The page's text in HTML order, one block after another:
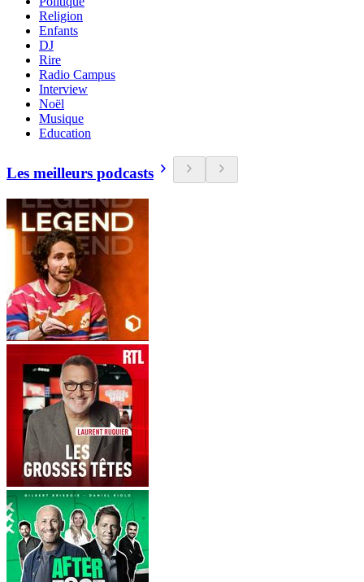
Religion
Enfants
DJ
Rire
Radio Campus
Interview
Noël
Musique
Education
Les meilleurs podcasts